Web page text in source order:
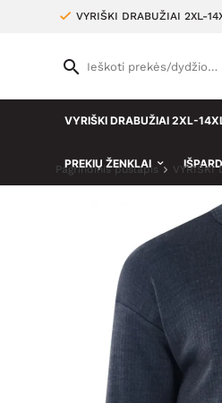
VYRIŠKI DRABUŽIAI 2XL-
VYRIŠKI DRABUŽIAI 2XL-
PREKIŲ ŽENKLAI
Pagrindinis puslapis VYRIŠKI